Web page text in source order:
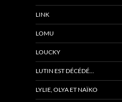
LINK
LOMU
LOUCKY
LUTIN EST DÉCÉDÉ…
LYLIE, OLYA ET NAÏKO